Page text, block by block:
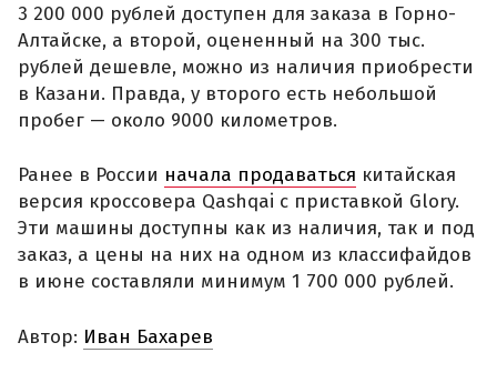
3 200 000 рублей доступен для заказа в Горно-
Алтайске, а второй, оцененный на 300 тыс.
рублей дешевле, можно из наличия приобрести
в Казани. Правда, у второго есть небольшой
пробег — около 9000 километров.
Ранее в России начала продаваться китайская
версия кроссовера Qashqai с приставкой Glory.
Эти машины доступны как из наличия, так и под
заказ, а цены на них на одном из классифайдов
в июне составляли минимум 1 700 000 рублей.
Автор: Иван Бахарев